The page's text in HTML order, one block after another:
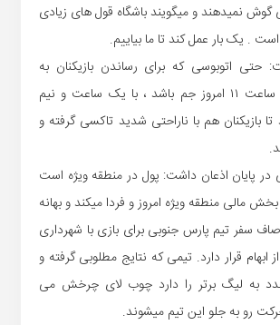
نمیدهند و میگویند باشگاه قول های زیادی
. یک بار عمل کند تا ما بیاییم.
حتی اتوبوسی که برای رساندن بازیکنان به
فرودگاه قرار شده ساعت ۱۱ امروز جم باشد ، با یک ساعت و نیم
بازیکنان هم با ناراحتی شدید تاکسی گرفته و
پایان اذعان داشت: پول در منطقه ویژه است
مالی منطقه ویژه امروز و فردا میکند و بهانه
سفر تیم پارس جنوبی برای بازی با شهرداری
ابهام قرار دارد. تیمی که نتایج مطلوبی گرفته و
به لیگ برتر را دارد چوب لای چرخش می
رو به جلو این تیم میشوند.